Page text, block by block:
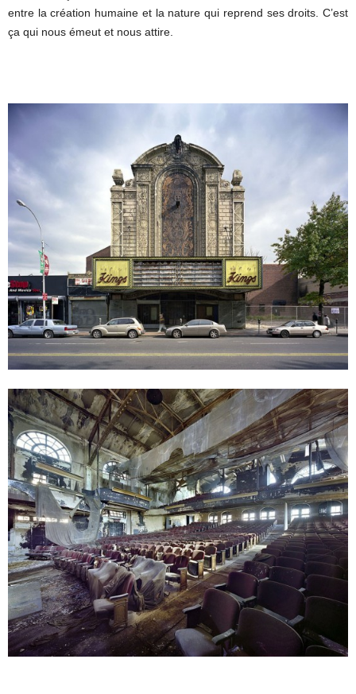
entre la création humaine et la nature qui reprend ses droits. C’est
ça qui nous émeut et nous attire.